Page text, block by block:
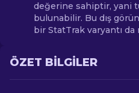
değerine sahiptir, yani
bulunabilir. Bu dış
bir StatTrak varyantı
ÖZET BILGILER